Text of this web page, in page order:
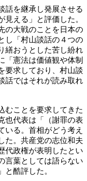
話を継承し発展させる
える」と評価した。
の大戦のことを日本の
し「村山談話の４つの
繕おうとした苦し紛れ
「憲法は価値観や体制
要求しており、村山談
話ではそれが読み取れ
むことを要求してきた
也代表は「（謝罪の表
いる。首相がどう考え
た。共産党の志位和夫
代政権が表明したとい
言葉としては語らない
と酷評した。